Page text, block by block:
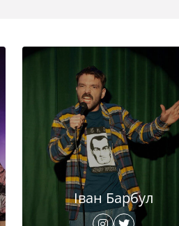
Іван Барбул